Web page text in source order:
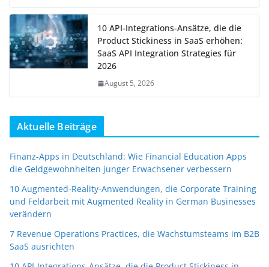
10 API-Integrations-Ansätze, die die
Product Stickiness in SaaS erhöhen:
SaaS API Integration Strategies für
2026
August 5, 2026
Aktuelle Beiträge
Finanz-Apps in Deutschland: Wie Financial Education Apps
die Geldgewohnheiten junger Erwachsener verbessern
10 Augmented-Reality-Anwendungen, die Corporate Training
und Feldarbeit mit Augmented Reality in German Businesses
verändern
7 Revenue Operations Practices, die Wachstumsteams im B2B
SaaS ausrichten